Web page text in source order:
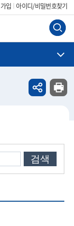
입 아이디/비밀번호찾기
검색